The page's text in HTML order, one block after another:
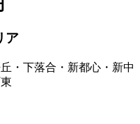
ア
・下落合・新都心・新中